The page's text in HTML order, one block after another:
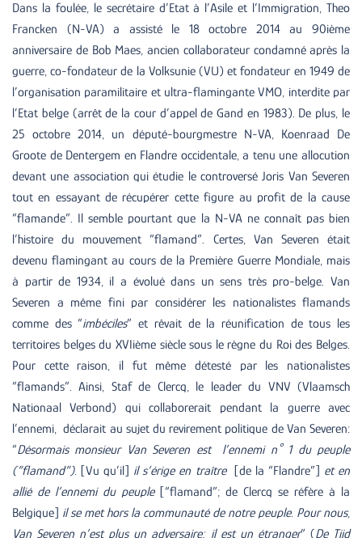
Dans la foulée, le secrétaire d’Etat à l’Asile et l’Immigration, Theo
Francken (N-VA) a assisté le 18 octobre 2014 au 90ième
anniversaire de Bob Maes, ancien collaborateur condamné après la
guerre, co-fondateur de la Volksunie (VU) et fondateur en 1949 de
l’organisation paramilitaire et ultra-flamingante VMO, interdite par
l’Etat belge (arrêt de la cour d’appel de Gand en 1983). De plus, le
25 octobre 2014, un député-bourgmestre N-VA, Koenraad De
Groote de Dentergem en Flandre occidentale, a tenu une allocution
devant une association qui étudie le controversé Joris Van Severen
tout en essayant de récupérer cette figure au profit de la cause
“flamande”. Il semble pourtant que la N-VA ne connaît pas bien
l’histoire du mouvement “flamand”. Certes, Van Severen était
devenu flamingant au cours de la Première Guerre Mondiale, mais
à partir de 1934, il a évolué dans un sens très pro-belge. Van
Severen a même fini par considérer les nationalistes flamands
comme des “imbéciles” et rêvait de la réunification de tous les
territoires belges du XVIième siècle sous le règne du Roi des Belges.
Pour cette raison, il fut même détesté par les nationalistes
“flamands”. Ainsi, Staf de Clercq, le leader du VNV (Vlaamsch
Nationaal Verbond) qui collaborerait pendant la guerre avec
l’ennemi, déclarait au sujet du revirement politique de Van Severen:
“Désormais monsieur Van Severen est l’ennemi n° 1 du peuple
(“flamand”). [Vu qu’il] il s’érige en traître[de la “Flandre”] et en
allié de l’ennemi du peuple[“flamand”; de Clercq se réfère à la
Belgique] il se met hors la communauté de notre peuple. Pour nous,
Van Severen n’est plus un adversaire; il est un étranger” (De Tijd